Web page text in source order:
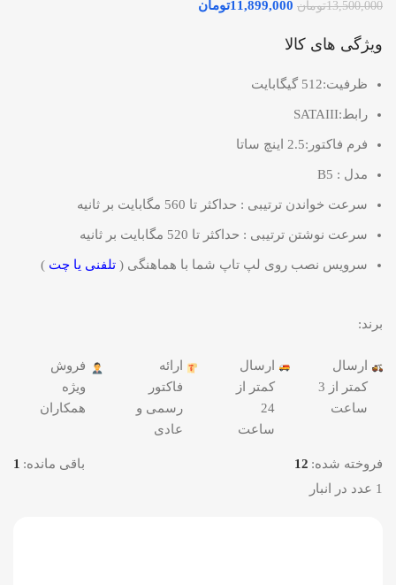
13,500,000تومان 11,899,000تومان
ویژگی های کالا
ظرفیت:512 گیگابایت
رابط:SATAIII
فرم فاکتور:2.5 اینچ ساتا
مدل : B5
سرعت خواندن ترتیبی : حداکثر تا 560 مگابایت بر ثانیه
سرعت نوشتن ترتیبی : حداکثر تا 520 مگابایت بر ثانیه
سرویس نصب روی لپ تاپ شما با هماهنگی ( تلفنی یا چت )
برند:
ارسال
کمتر از 3
ساعت
ارسال
کمتر از
24
ساعت
ارائه
فاکتور
رسمی و
عادی
فروش
ویژه
همکاران
فروخته شده: 12 باقی مانده: 1
1 عدد در انبار